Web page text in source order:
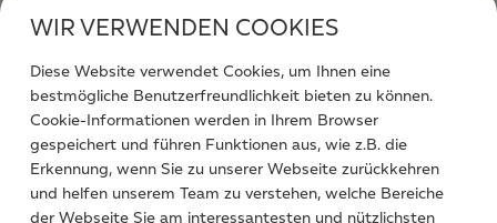
Ich stimme zu, dass meine abgesendeten Daten
zum Zweck der Bearbeitung meines Anliegens
verarbeitet werden. Weitere Informationen finden
WIR VERWENDEN COOKIES
Diese Website verwendet Cookies, um Ihnen eine
bestmögliche Benutzerfreundlichkeit bieten zu können.
Cookie-Informationen werden in Ihrem Browser
gespeichert und führen Funktionen aus, wie z.B. die
Erkennung, wenn Sie zu unserer Webseite zurückkehren
und helfen unserem Team zu verstehen, welche Bereiche
der Webseite Sie am interessantesten und nützlichsten